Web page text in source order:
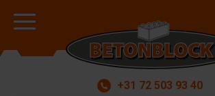
+31 72 503 93 40